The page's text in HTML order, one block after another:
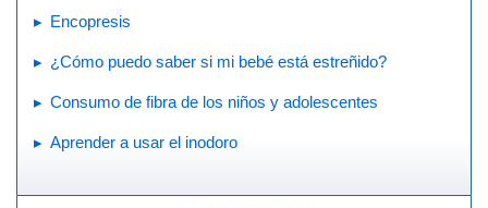
Encopresis
¿Cómo puedo saber si mi bebé está estreñido?
Consumo de fibra de los niños y adolescentes
Aprender a usar el inodoro